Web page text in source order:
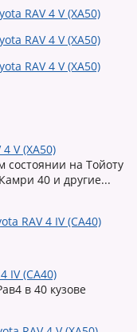
V (XA50)
на Тойоту
40 и другие...
IV (CA40)
в 40 кузове